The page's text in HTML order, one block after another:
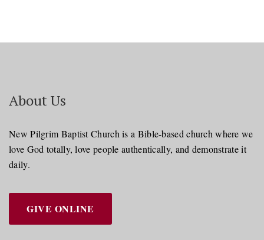
About Us
New Pilgrim Baptist Church is a Bible-based church where we
love God totally, love people authentically, and demonstrate it
daily.
GIVE ONLINE